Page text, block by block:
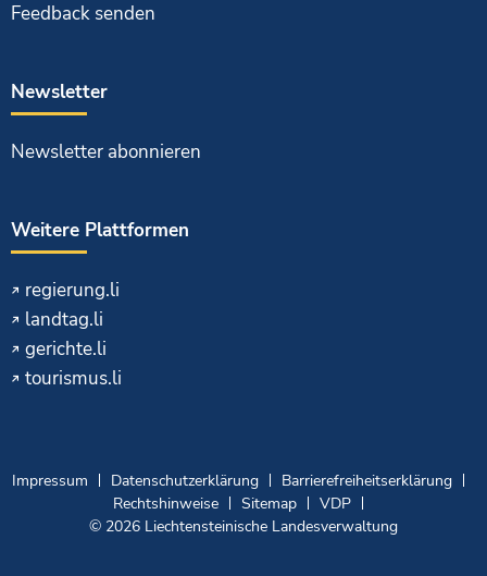
Feedback senden
Newsletter
Newsletter abonnieren
Weitere Plattformen
regierung.li
landtag.li
gerichte.li
tourismus.li
Impressum Datenschutzerklärung
Barrierefreiheitserklärung
Rechtshinweise
Sitemap
VDP
© 2026 Liechtensteinische Landesverwaltung